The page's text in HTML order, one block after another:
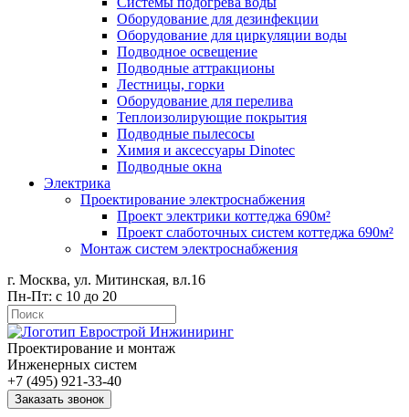
Оборудование для дезинфекции
Оборудование для циркуляции воды
Подводное освещение
Подводные аттракционы
Лестницы, горки
Оборудование для перелива
Теплоизолирующие покрытия
Подводные пылесосы
Химия и аксессуары Dinotec
Подводные окна
Электрика
Проектирование электроснабжения
Проект электрики коттеджа 690м²
Проект слаботочных систем коттеджа 690м²
Монтаж систем электроснабжения
г. Москва, ул. Митинская, вл.16
Пн-Пт: с 10 до 20
Проектирование и монтаж
Инженерных систем
+7 (495) 921-33-40
Заказать звонок